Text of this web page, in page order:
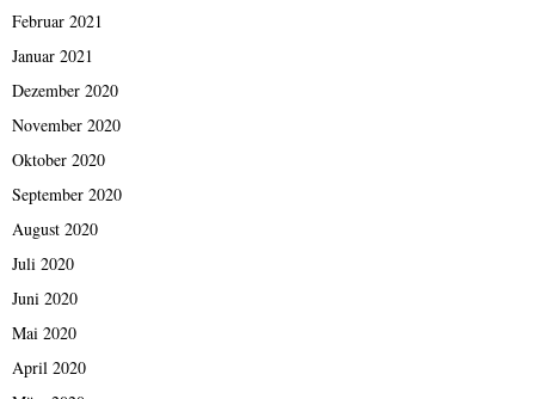
Februar 2021
Januar 2021
Dezember 2020
November 2020
Oktober 2020
September 2020
August 2020
Juli 2020
Juni 2020
Mai 2020
April 2020